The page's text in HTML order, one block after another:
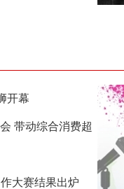
开幕
带动综合消费超
大赛结果出炉